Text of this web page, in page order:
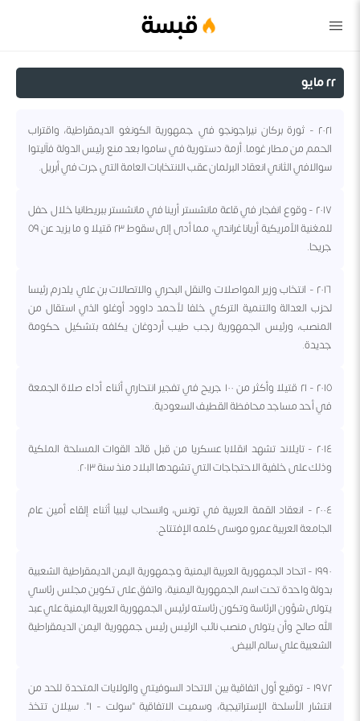
قبسة
٢٢ مايو
٢٠٢١ - ثورة بركان نيراجونجو في جمهورية الكونغو الديمقراطية، واقتراب
الحمم من مطار غوما. أزمة دستورية في ساموا بعد منع رئيس الدولة فآليتوا
سوالافي الثاني انعقاد البرلمان عقب الانتخابات العامة التي جرت في أبريل.
٢٠١٧ - وقوع انفجار في قاعة مانشستر أرينا في مانشستر ببريطانيا خلال حفل
للمغنية الأمريكية أريانا غراندي، مما أدى إلى سقوط ٢٣ قتيلا و ما يزيد عن ٥٩
جريحا.
٢٠١٦ - انتخاب وزير المواصلات والنقل البحري والاتصالات بن علي يلدرم رئيسا
لحزب العدالة والتنمية التركي خلفا لأحمد داوود أوغلو الذي استقال من
المنصب، ورئيس الجمهورية رجب طيب أردوغان يكلفه بتشكيل حكومة
جديدة.
٢٠١٥ - ٢١ قتيلا وأكثر من ١٠٠ جريح في تفجير انتحاري أثناء أداء صلاة الجمعة
في أحد مساجد محافظة القطيف السعودية.
٢٠١٤ - تايلاند تشهد انقلابا عسكريا من قبل قائد القوات المسلحة الملكية
وذلك على خلفية الاحتجاجات التي تشهدها البلاد منذ سنة ٢٠١٣.
٢٠٠٤ - انعقاد القمة العربية في تونس، وانسحاب ليبيا أثناء إلقاء أمين عام
الجامعة العربية عمرو موسى كلمه الإفتتاح.
١٩٩٠ - اتحاد الجمهورية العربية اليمنية وجمهورية اليمن الديمقراطية الشعبية
بدولة واحدة تحت اسم الجمهورية اليمنية، واتفق على تكوين مجلس رئاسي
يتولى شؤون الرئاسة وتكون رئاسته لرئيس الجمهورية العربية اليمنية علي عبد
الله صالح وأن يتولى منصب نائب الرئيس رئيس جمهورية اليمن الديمقراطية
الشعبية علي سالم البيض.
١٩٧٢ - توقيع أول اتفاقية بين الاتحاد السوفيتي والولايات المتحدة للحد من
انتشار الأسلحة الإستراتيجية، وسميت الاتفاقية "سولت - ١". سيلان تتخذ